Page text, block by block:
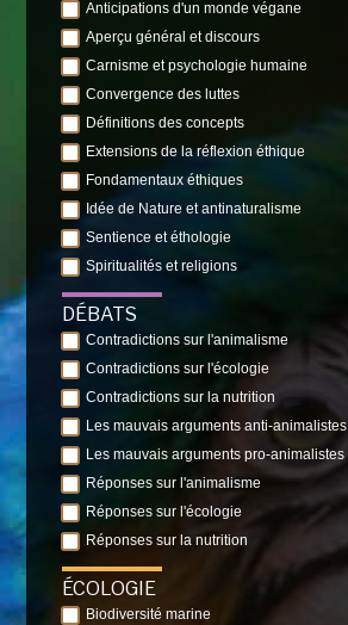
Anticipations d'un monde végane
Aperçu général et discours
Carnisme et psychologie humaine
Convergence des luttes
Définitions des concepts
Extensions de la réflexion éthique
Fondamentaux éthiques
Idée de Nature et antinaturalisme
Sentience et éthologie
Spiritualités et religions
DÉBATS
Contradictions sur l'animalisme
Contradictions sur l'écologie
Contradictions sur la nutrition
Les mauvais arguments anti-animalistes
Les mauvais arguments pro-animalistes
Réponses sur l'animalisme
Réponses sur l'écologie
Réponses sur la nutrition
ÉCOLOGIE
Biodiversité marine